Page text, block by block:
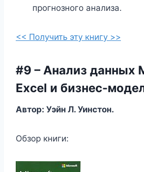
прогнозного анализа.
<< Получить эту книгу >>
#9 – Анализ данных
Excel и бизнес-
Автор: Уэйн Л. Уинстон.
Обзор книги: